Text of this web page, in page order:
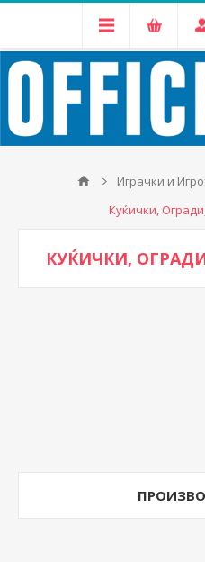
Играчки и
Куќички,
КУЌИЧКИ,